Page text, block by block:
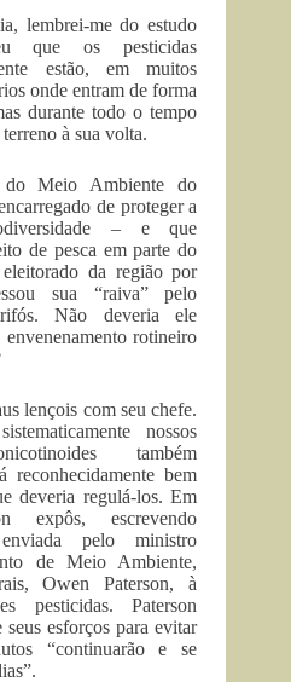
lembrei-me do estudo
que os pesticidas
estão, em muitos
onde entram de forma
durante todo o tempo
à sua volta.
do Meio Ambiente do
de proteger a
– e que
de pesca em parte do
da região por
sua “raiva” pelo
Não deveria ele
rotineiro
lençois com seu chefe.
nossos
também
reconhecidamente bem
deveria regulá-los. Em
expôs, escrevendo
pelo ministro
de Meio Ambiente,
Owen Paterson, à
pesticidas. Paterson
esforços para evitar
“continuarão e se